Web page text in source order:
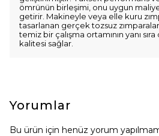
ömrünün birleşimi, onu uygun
getirir. Makineyle veya elle kuru
tasarlanan gerçek tozsuz
temiz bir çalışma ortamının yanı
kalitesi sağlar.
Yorumlar
Bu ürün için henüz yorum